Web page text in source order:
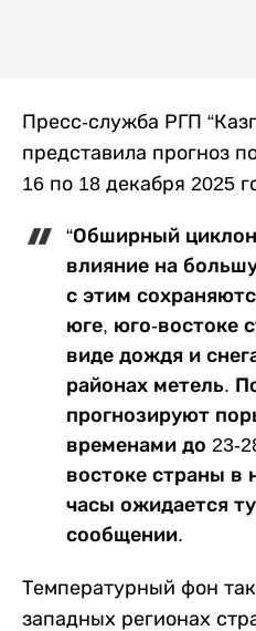
Пресс-служба РГП
представила прогноз
16 по 18 декабря 2025
“Обширный
влияние на
с этим
юге, юго-востоке
виде дождя и
районах метель.
прогнозируют
временами до 23-
востоке страны в
часы ожидается
сообщении.
Температурный фон
западных регионах